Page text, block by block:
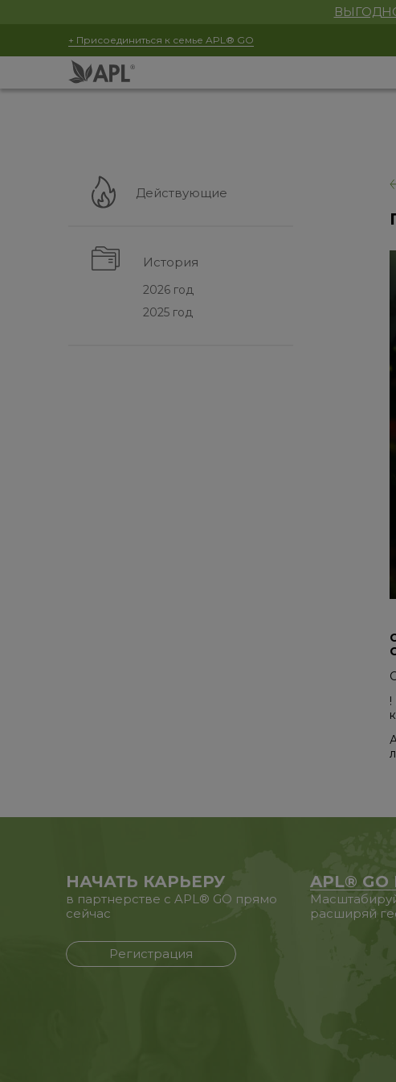
+ Присоединиться к семье APL® GO
Действующие
История
2026 год
2025 год
!
НАЧАТЬ КАРЬЕРУ
в партнерстве с APL® GO прямо
сейчас
Регистрация
APL®
расширяй